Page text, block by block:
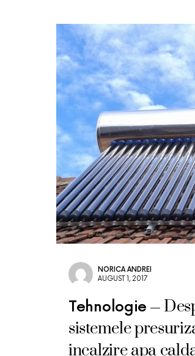
NORICA ANDREI
AUGUST 1, 2017
Tehnologie
sistemele
incalzire apa